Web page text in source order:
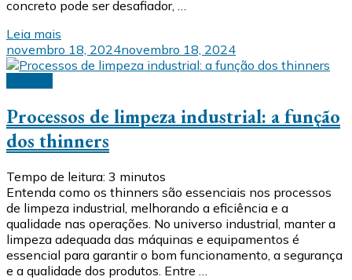
concreto pode ser desafiador, …
Leia mais
novembro 18, 2024novembro 18, 2024
Processos de limpeza industrial: a função
dos thinners
Tempo de leitura: 3 minutos
Entenda como os thinners são essenciais nos processos
de limpeza industrial, melhorando a eficiência e a
qualidade nas operações. No universo industrial, manter a
limpeza adequada das máquinas e equipamentos é
essencial para garantir o bom funcionamento, a segurança
e a qualidade dos produtos. Entre …